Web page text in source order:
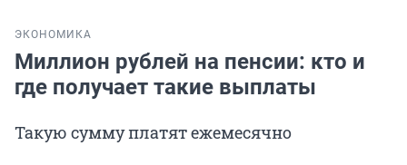
ЭКОНОМИКА
Миллион рублей на пенсии: кто и
где получает такие выплаты
Такую сумму платят ежемесячно